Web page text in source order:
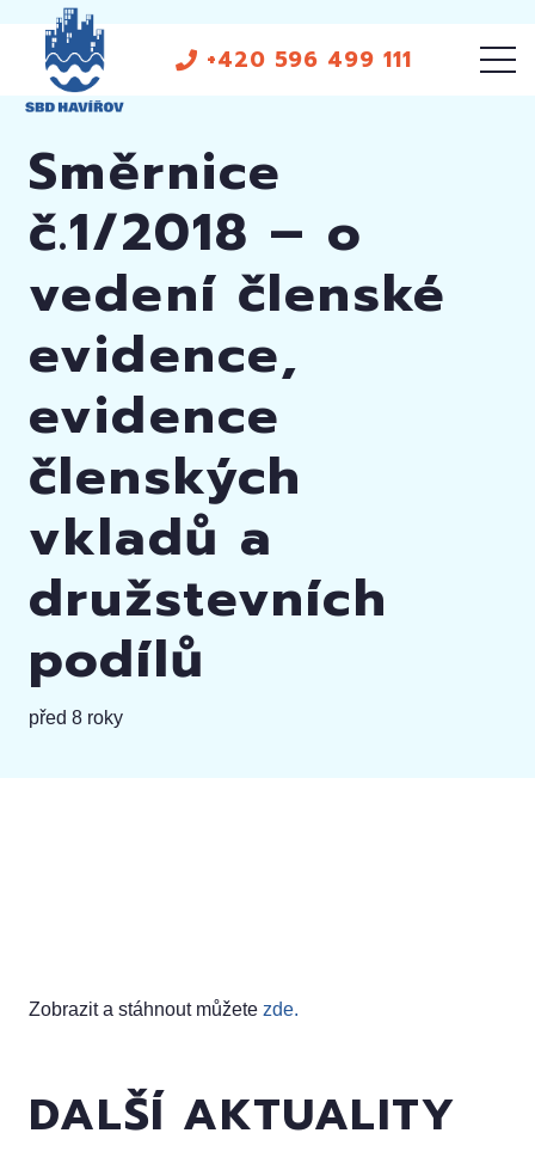
+420 596 499 111
Směrnice
č.1/2018 – o
vedení členské
evidence,
evidence
členských
vkladů a
družstevních
podílů
před 8 roky
Zobrazit a stáhnout můžete zde.
DALŠÍ AKTUALITY